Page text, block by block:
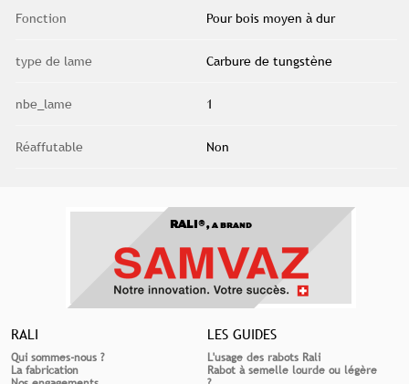
Fonction Pour bois moyen à dur
type de lame Carbure de tungstène
nbe_lame 1
Réaffutable Non
RALI®, A BRAND
RALI
Qui sommes-nous ?
La fabrication
LES GUIDES
L'usage des rabots Rali
Rabot à semelle lourde ou légère